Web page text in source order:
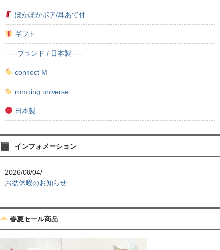
ぽかぽかボア/耳あて付
ギフト
-----ブランド / 日本製-----
connect M
romping universe
日本製
インフォメーション
2026/08/04/
お盆休暇のお知らせ
春夏セール商品